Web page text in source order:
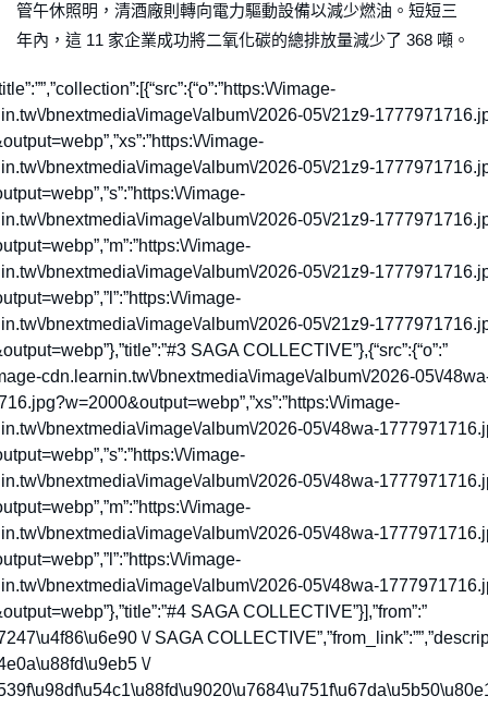
管午休照明，清酒廠則轉向電力驅動設備以減少燃油。短短三
年內，這 11 家企業成功將二氧化碳的總排放量減少了 368 噸。
\/image-
bnextmedia\/image\/album\/2026-05\/21z9-
\/image-
bnextmedia\/image\/album\/2026-05\/21z9-
\/image-
bnextmedia\/image\/album\/2026-05\/21z9-
\/image-
bnextmedia\/image\/album\/2026-05\/21z9-
\/image-
bnextmedia\/image\/album\/2026-05\/21z9-
SAGA COLLECTIVE”},{“src”:{“o”:”
cdn.learnin.tw\/bnextmedia\/image\/album\/2026-05\/
\/image-
bnextmedia\/image\/album\/2026-05\/48wa-
\/image-
bnextmedia\/image\/album\/2026-05\/48wa-
\/image-
bnextmedia\/image\/album\/2026-05\/48wa-
\/image-
bnextmedia\/image\/album\/2026-05\/48wa-
SAGA COLLECTIVE”}],”from”:”
\/ SAGA
\/